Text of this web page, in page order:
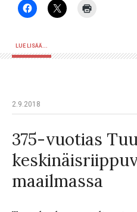
LUE LISÄÄ...
2.9.2018
375-vuotias
maailmassa